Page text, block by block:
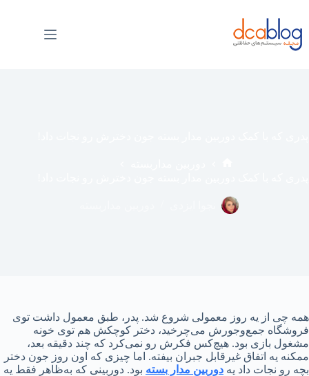
محتوا
همه چی از یه روز معمولی شروع شد. پدر، طبق معمول داشت توی
فروشگاه جمع‌وجورش می‌چرخید، دختر کوچکش هم توی خونه
مشغول بازی بود. هیچ‌کس فکرش رو نمی‌کرد که چند دقیقه بعد،
ممکنه یه اتفاق غیرقابل جبران بیفته. اما چیزی که اون روز جون دختر
بچه رو نجات داد یه دوربین مدار بسته بود. دوربینی که به‌ظاهر فقط یه